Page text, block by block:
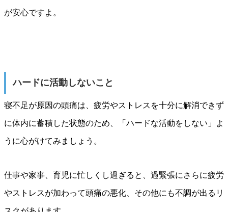
が安心ですよ。
ハードに活動しないこと
寝不足が原因の頭痛は、疲労やストレスを十分に解消できず
に体内に蓄積した状態のため、「ハードな活動をしない」よ
うに心がけてみましょう。
仕事や家事、育児に忙しくし過ぎると、過緊張にさらに疲労
やストレスが加わって頭痛の悪化、その他にも不調が出るリ